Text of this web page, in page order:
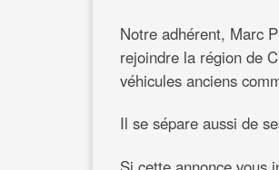
Notre adhérent, Marc
rejoindre la région de
véhicules anciens
Il se sépare aussi de